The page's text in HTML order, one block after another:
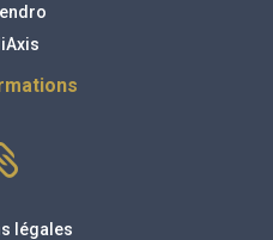
légales